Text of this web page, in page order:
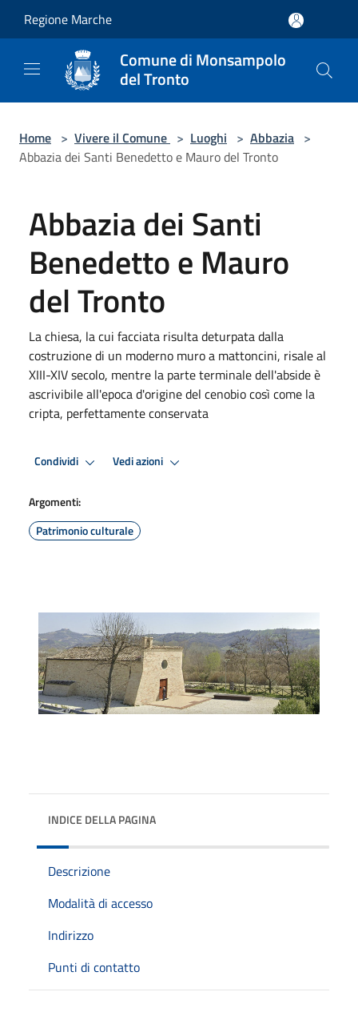
Regione Marche
Comune di Monsampolo
del Tronto
Home > Vivere il Comune > Luoghi > Abbazia >
Abbazia dei Santi Benedetto e Mauro del Tronto
Abbazia dei Santi
Benedetto e Mauro
del Tronto
La chiesa, la cui facciata risulta deturpata dalla
costruzione di un moderno muro a mattoncini, risale al
XIII-XIV secolo, mentre la parte terminale dell'abside è
ascrivibile all'epoca d'origine del cenobio così come la
cripta, perfettamente conservata
Condividi Vedi azioni
Argomenti:
Patrimonio culturale
INDICE DELLA PAGINA
Descrizione
Modalità di accesso
Indirizzo
Punti di contatto